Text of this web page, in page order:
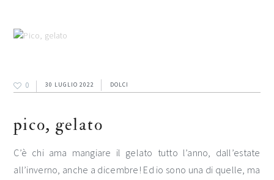
0 30 LUGLIO 2022 DOLCI
pico, gelato
C’è chi ama mangiare il gelato tutto l’anno, dall’estate
all’inverno, anche a dicembre! Ed io sono una di quelle, ma